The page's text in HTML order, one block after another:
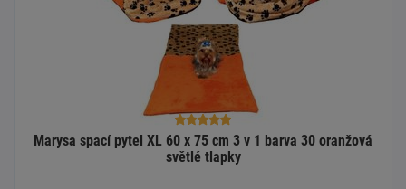
Marysa spací pytel XL 60 x 75 cm 3 v 1 barva 30 oranžová
světlé tlapky